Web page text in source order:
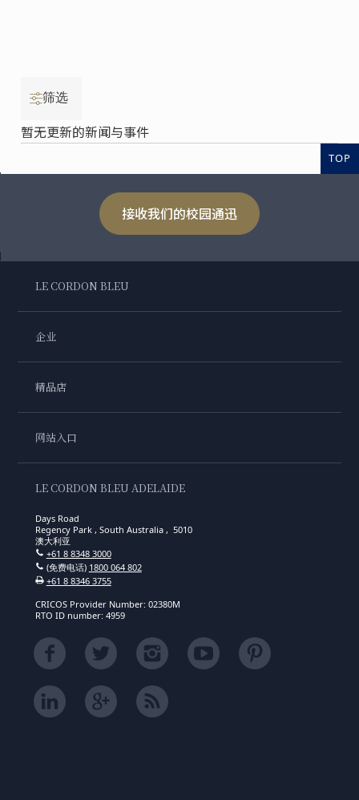
筛选
暂无更新的新闻与事件
TOP
接收我们的校园通迅
LE CORDON BLEU
企业
精品店
网站入口
LE CORDON BLEU ADELAIDE
Days Road
Regency Park , South Australia , 5010
澳大利亚
+61 8 8348 3000
(免费电话) 1800 064 802
+61 8 8346 3755
CRICOS Provider Number: 02380M
RTO ID number: 4959